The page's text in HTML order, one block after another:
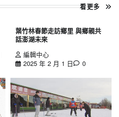
看更多
葉竹林春節走訪鄉里 與鄉親共
話澎湖未來
編輯中心
2025 年 2 月 1 日
0